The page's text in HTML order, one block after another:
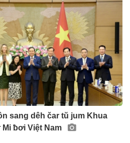
sang dêh čar tŭ jum Khua
ƀơi Việt Nam